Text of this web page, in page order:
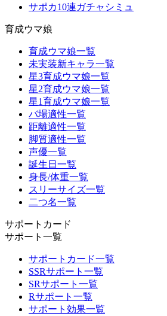
サポカ10連ガチャシミュ
育成ウマ娘
育成ウマ娘一覧
未実装新キャラ一覧
星3育成ウマ娘一覧
星2育成ウマ娘一覧
星1育成ウマ娘一覧
バ場適性一覧
距離適性一覧
脚質適性一覧
声優一覧
誕生日一覧
身長/体重一覧
スリーサイズ一覧
二つ名一覧
サポートカード
サポート一覧
サポートカード一覧
SSRサポート一覧
SRサポート一覧
Rサポート一覧
サポート効果一覧